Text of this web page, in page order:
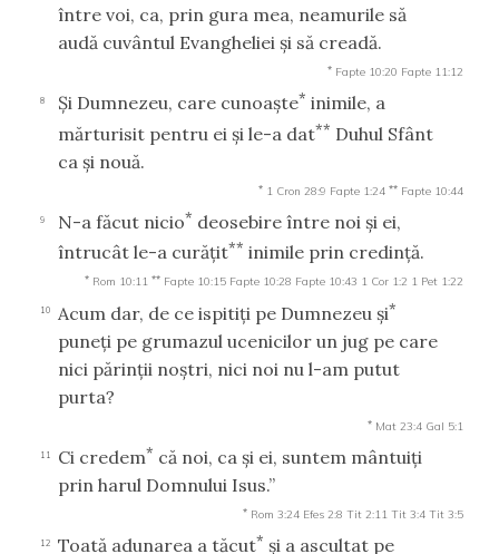
între voi, ca, prin gura mea, neamurile să
audă cuvântul Evangheliei şi să creadă.
* Fapte 10:20 Fapte 11:12
8 Şi Dumnezeu, care cunoaşte* inimile, a
mărturisit pentru ei şi le-a dat** Duhul Sfânt
ca şi nouă.
* 1 Cron 28:9 Fapte 1:24 ** Fapte 10:44
9 N-a făcut nicio* deosebire între noi şi ei,
întrucât le-a curăţit** inimile prin credinţă.
* Rom 10:11 ** Fapte 10:15 Fapte 10:28 Fapte 10:43 1 Cor 1:2 1 Pet 1:22
10 Acum dar, de ce ispitiţi pe Dumnezeu şi*
puneţi pe grumazul ucenicilor un jug pe care
nici părinţii noştri, nici noi nu l-am putut
purta?
* Mat 23:4 Gal 5:1
11 Ci credem* că noi, ca şi ei, suntem mântuiţi
prin harul Domnului Isus.”
* Rom 3:24 Efes 2:8 Tit 2:11 Tit 3:4 Tit 3:5
12 Toată adunarea a tăcut* şi a ascultat pe